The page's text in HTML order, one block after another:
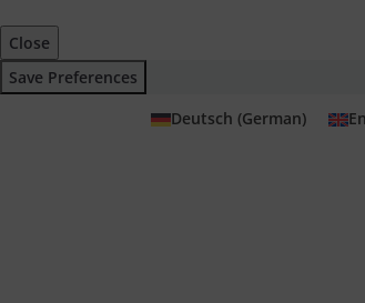
Close
Save Preferences
Deutsch (German)